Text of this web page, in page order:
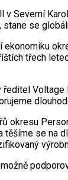
Severní
stane se
třech
okresu
se